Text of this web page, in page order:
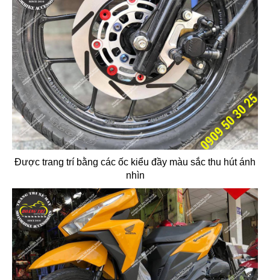
Được trang trí bằng các ốc kiểu đầy màu sắc thu hút ánh
nhìn